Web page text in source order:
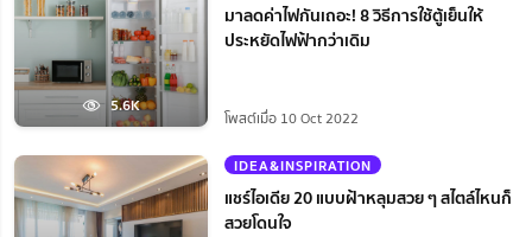
5.6K
มาลดค่าไฟกันเถอะ! 8 วิธีการใช้ตู้เย็นให้
ประหยัดไฟฟ้ากว่าเดิม
โพสต์เมื่อ 10 Oct 2022
IDEA&INSPIRATION
แชร์ไอเดีย 20 แบบฝ้าหลุมสวย ๆ สไตล์ไหนก็
สวยโดนใจ